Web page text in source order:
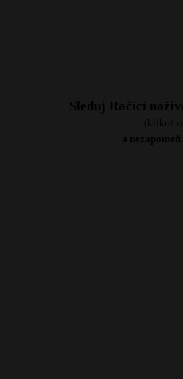
Sleduj Račici
(klikni
a